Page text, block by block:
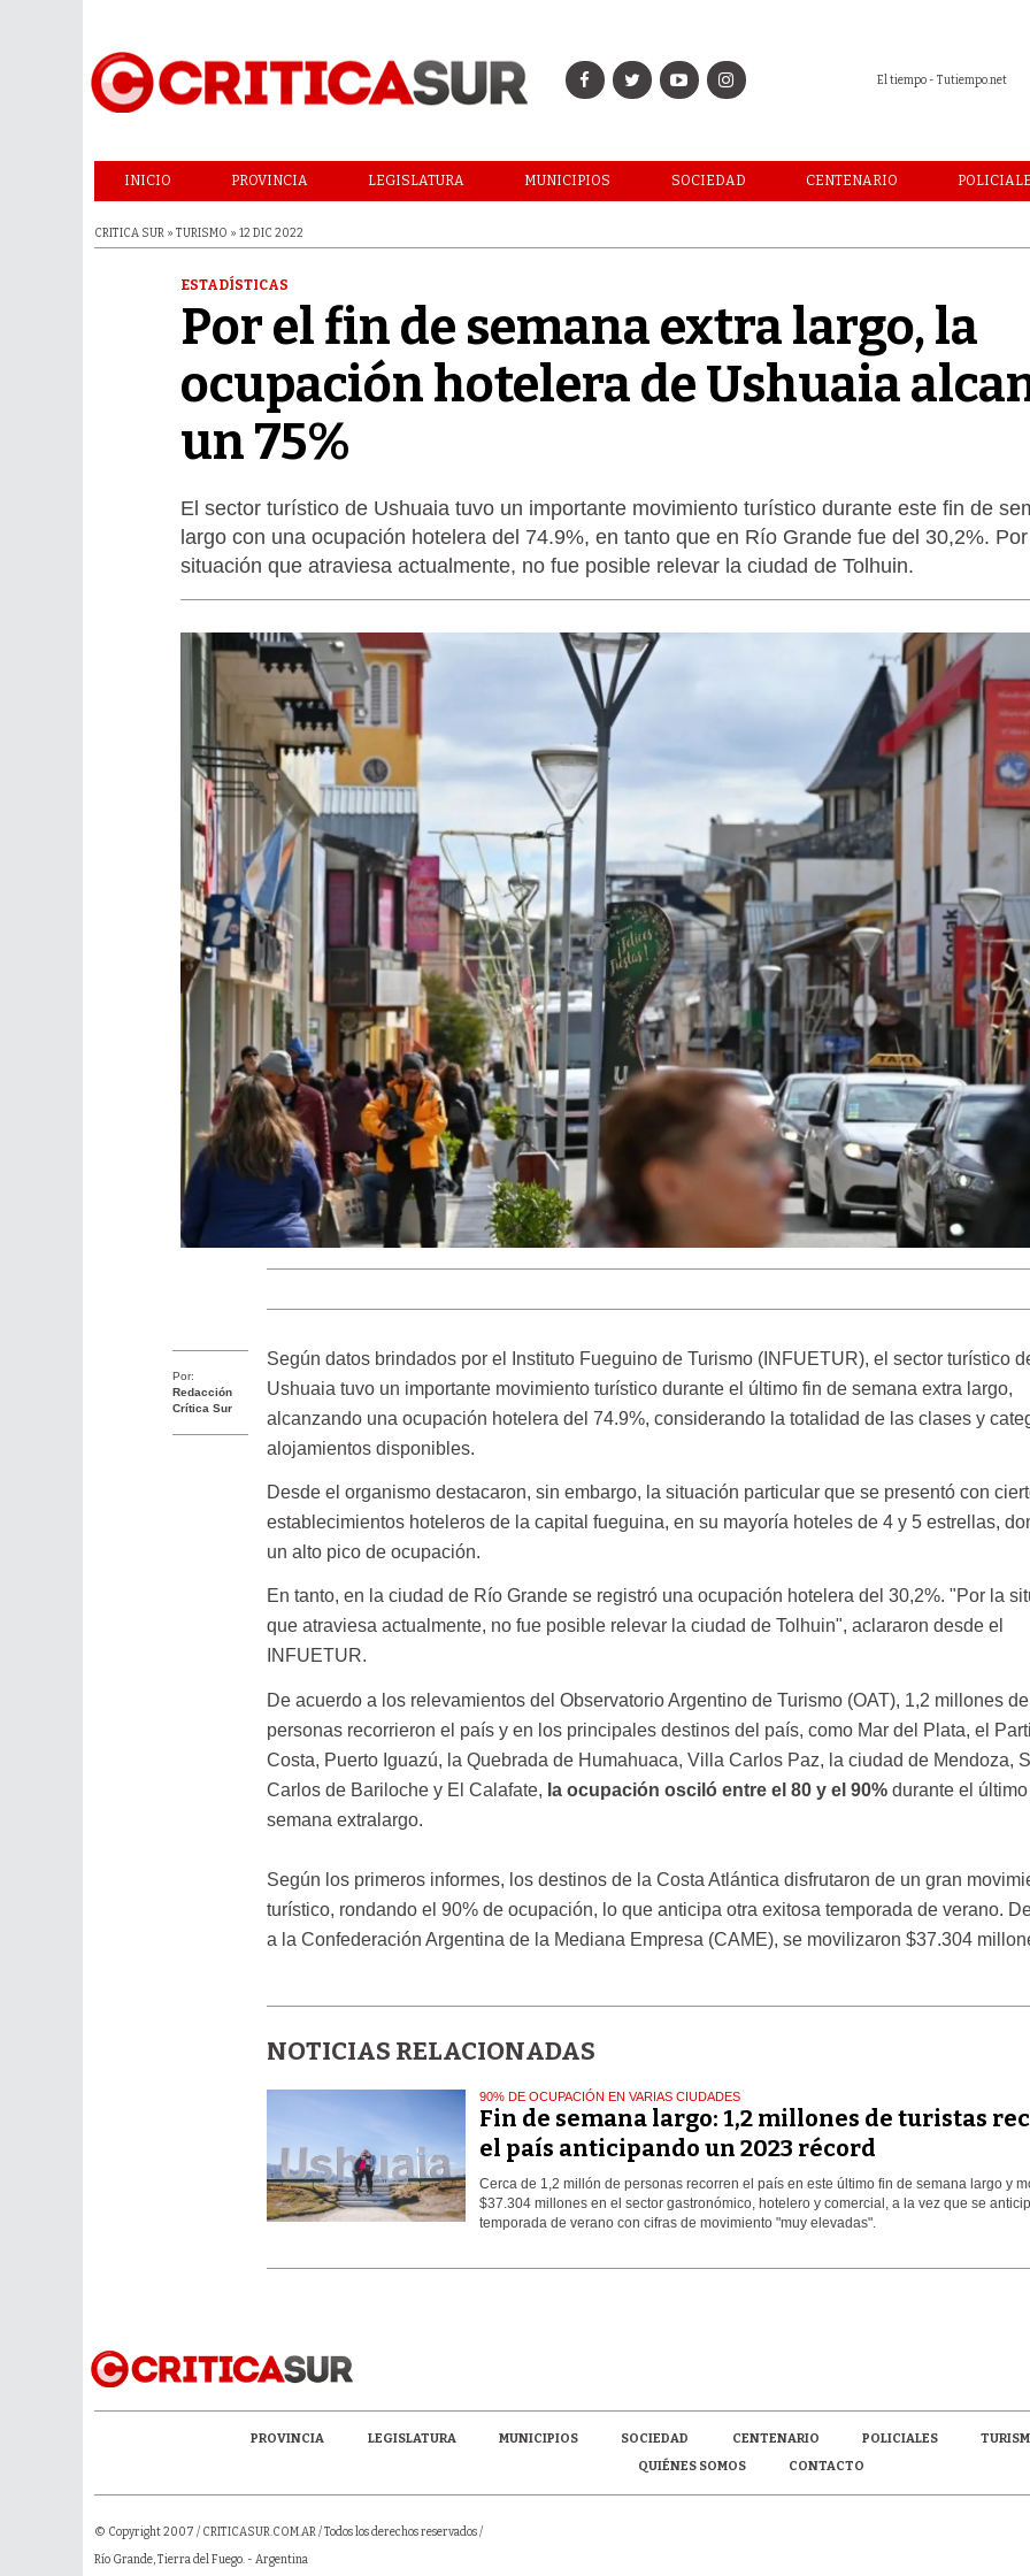
El tiempo - Tutiempo.net
INICIO PROVINCIA LEGISLATURA MUNICIPIOS SOCIEDAD CENTENARIO
CRITICA SUR » TURISMO » 12 DIC 2022
ESTADÍSTICAS
Por el fin de semana extra largo, la
ocupación hotelera de Ushuaia
un 75%
El sector turístico de Ushuaia tuvo un importante movimiento turístico durante este fin de
largo con una ocupación hotelera del 74.9%, en tanto que en Río Grande fue del 30,2%.
situación que atraviesa actualmente, no fue posible relevar la ciudad de Tolhuin.
Por:
Redacción
Crítica Sur
Según datos brindados por el Instituto Fueguino de Turismo (INFUETUR), el sector turístico
Ushuaia tuvo un importante movimiento turístico durante el último fin de semana extra largo,
alcanzando una ocupación hotelera del 74.9%, considerando la totalidad de las clases y
alojamientos disponibles.
Desde el organismo destacaron, sin embargo, la situación particular que se presentó con
establecimientos hoteleros de la capital fueguina, en su mayoría hoteles de 4 y 5 estrellas,
un alto pico de ocupación.
En tanto, en la ciudad de Río Grande se registró una ocupación hotelera del 30,2%. "Por la
que atraviesa actualmente, no fue posible relevar la ciudad de Tolhuin", aclararon desde el
INFUETUR.
De acuerdo a los relevamientos del Observatorio Argentino de Turismo (OAT), 1,2 millones de
personas recorrieron el país y en los principales destinos del país, como Mar del Plata, el
Costa, Puerto Iguazú, la Quebrada de Humahuaca, Villa Carlos Paz, la ciudad de Mendoza,
Carlos de Bariloche y El Calafate, la ocupación osciló entre el 80 y el 90%durante el último
semana extralargo.
Según los primeros informes, los destinos de la Costa Atlántica disfrutaron de un gran
turístico, rondando el 90% de ocupación, lo que anticipa otra exitosa temporada de verano.
a la Confederación Argentina de la Mediana Empresa (CAME), se movilizaron $37.304
NOTICIAS RELACIONADAS
90% DE OCUPACIÓN EN VARIAS CIUDADES
Fin de semana largo: 1,2 millones de turistas
el país anticipando un 2023 récord
Cerca de 1,2 millón de personas recorren el país en este último fin de semana largo y
$37.304 millones en el sector gastronómico, hotelero y comercial, a la vez que se
temporada de verano con cifras de movimiento "muy elevadas".
LAGARTIJA MAGALLÁNICA, EL
TIERRA DEL FUEGO
PROVINCIA LEGISLATURA MUNICIPIOS SOCIEDAD CENTENARIO POLICIALES
QUIÉNES SOMOS
CONTACTO
© Copyright 2007 / CRITICASUR.COM.AR/ Todos los derechos reservados /
Río Grande, Tierra del Fuego. - Argentina